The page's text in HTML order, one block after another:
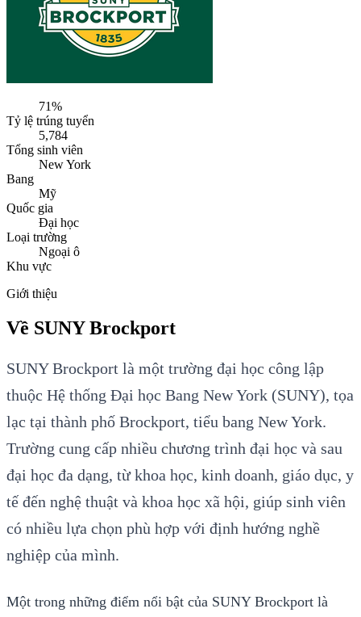
71%
Tỷ lệ trúng tuyển
5,784
Tổng sinh viên
New York
Bang
Mỹ
Quốc gia
Đại học
Loại trường
Ngoại ô
Khu vực
Giới thiệu
Về SUNY Brockport
SUNY Brockport là một trường đại học công lập
thuộc Hệ thống Đại học Bang New York (SUNY), tọa
lạc tại thành phố Brockport, tiểu bang New York.
Trường cung cấp nhiều chương trình đại học và sau
đại học đa dạng, từ khoa học, kinh doanh, giáo dục, y
tế đến nghệ thuật và khoa học xã hội, giúp sinh viên
có nhiều lựa chọn phù hợp với định hướng nghề
nghiệp của mình.
Một trong những điểm nổi bật của SUNY Brockport là